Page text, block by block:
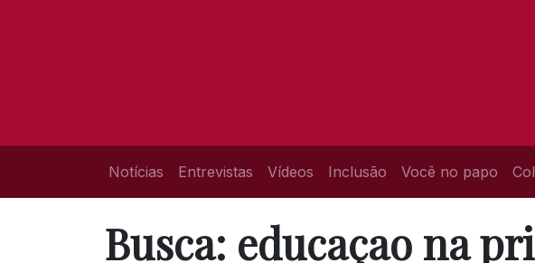
Notícias Entrevistas Vídeos Inclusão Você no papo
Busca: educaçao na